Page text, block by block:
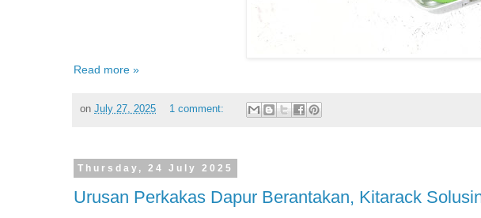
Read more »
on July 27, 2025 1 comment:
Thursday, 24 July 2025
Urusan Perkakas Dapur Berantakan, Kitarack